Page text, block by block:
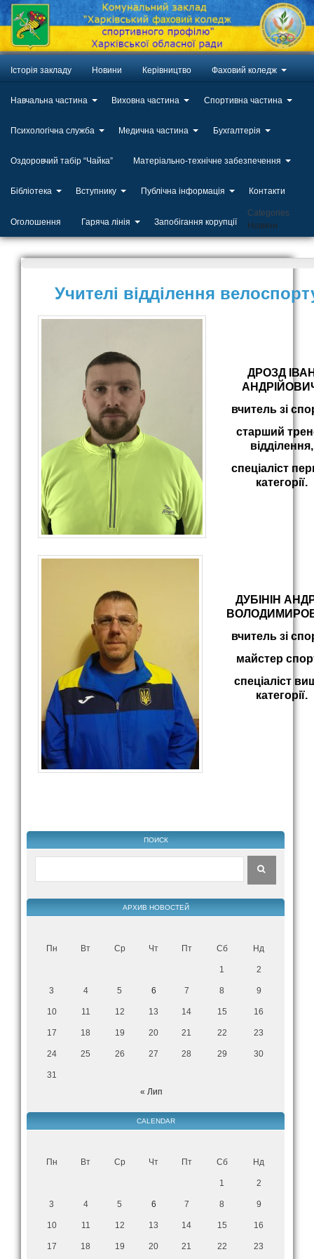
Історія закладу Новини Керівництво Фаховий коледж
Навчальна частина Виховна частина Спортивна частина
Психологічна служба Медична частина Бухгалтерія
Оздоровчий табір “Чайка” Матеріально-технічне забезпечення
Бібліотека Вступнику Публічна інформація Контакти
Оголошення Гаряча лінія Запобігання корупції
Categories
Новини
Учителі відділення
ДРОЗД
вчитель зі
старший
відділення,
спеціаліст
категорії.
ДУБІНІН
вчитель зі
майстер
спеціаліст
категорії.
ПОИСК
АРХИВ НОВОСТЕЙ
Пн Вт Ср Чт Пт Сб Нд
1 2
3 4 5 6 7 8 9
10 11 12 13 14 15 16
17 18 19 20 21 22 23
24 25 26 27 28 29 30
31
« Лип
CALENDAR
Пн Вт Ср Чт Пт Сб Нд
1 2
3 4 5 6 7 8 9
10 11 12 13 14 15 16
17 18 19 20 21 22 23